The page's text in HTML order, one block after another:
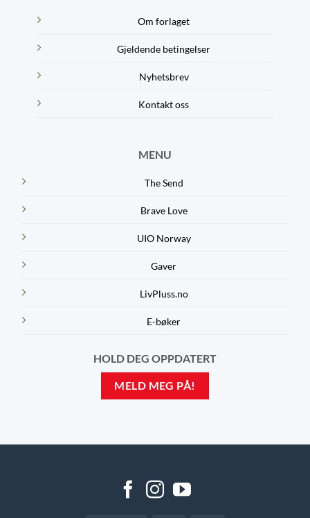
Om forlaget
Gjeldende betingelser
Nyhetsbrev
Kontakt oss
MENU
The Send
Brave Love
UIO Norway
Gaver
LivPluss.no
E-bøker
HOLD DEG OPPDATERT
MELD MEG PÅ!